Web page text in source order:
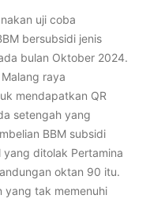
uji coba
bersubsidi jenis
bulan Oktober 2024.
raya
mendapatkan QR
setengah yang
BBM subsidi
ditolak Pertamina
oktan 90 itu.
yang tak memenuhi